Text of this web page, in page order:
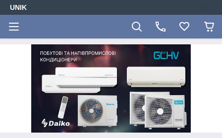
UNIK